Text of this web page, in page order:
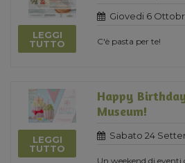
LEGGI
TUTTO
Giovedi 6
C'è pasta per te!
LEGGI
TUTTO
Happy
Museum!
Sabato 24
Un weekend di eventi